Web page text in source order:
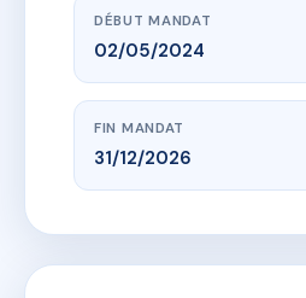
DÉBUT MANDAT
02/05/2024
FIN MANDAT
31/12/2026